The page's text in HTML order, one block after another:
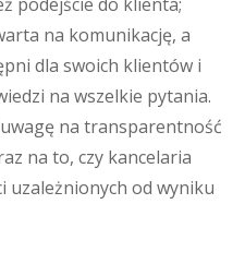
na komunikację, a
dla swoich klientów i
na wszelkie pytania.
na transparentność
na to, czy kancelaria
uzależnionych od wyniku